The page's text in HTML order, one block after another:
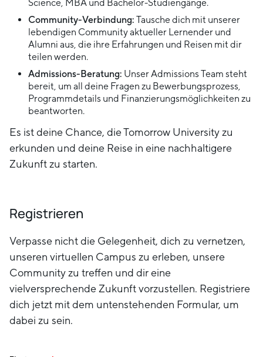
Science, MBA und Bachelor-Studiengänge.
Community-Verbindung: Tausche dich mit unserer
lebendigen Community aktueller Lernender und
Alumni aus, die ihre Erfahrungen und Reisen mit dir
teilen werden.
Admissions-Beratung: Unser Admissions Team steht
bereit, um all deine Fragen zu Bewerbungsprozess,
Programmdetails und Finanzierungsmöglichkeiten zu
beantworten.
Es ist deine Chance, die Tomorrow University zu
erkunden und deine Reise in eine nachhaltigere
Zukunft zu starten.
Registrieren
Verpasse nicht die Gelegenheit, dich zu vernetzen,
unseren virtuellen Campus zu erleben, unsere
Community zu treffen und dir eine
vielversprechende Zukunft vorzustellen. Registriere
dich jetzt mit dem untenstehenden Formular, um
dabei zu sein.